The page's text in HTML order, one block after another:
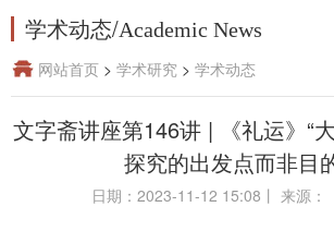
学术动态/Academic News
网站首页 > 学术研究 > 学术动态
文字斋讲座第146讲 | 《礼运》“
探究的出发点而非目
日期：2023-11-12 15:08 丨 来源：